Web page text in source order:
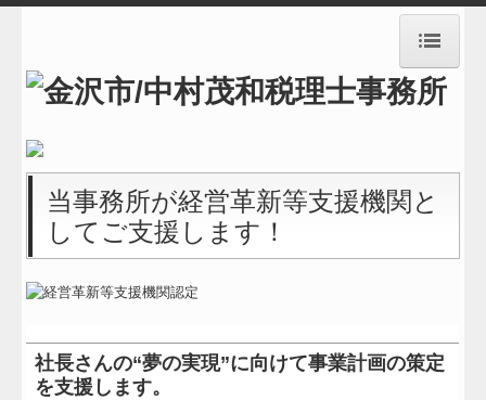
HOME
経営理念
業務案内
お知らせ
当事務所が経営革新等支援機関と
してご支援します！
社長さんの“夢の実現”に向けて事業計画の策定
を支援します。